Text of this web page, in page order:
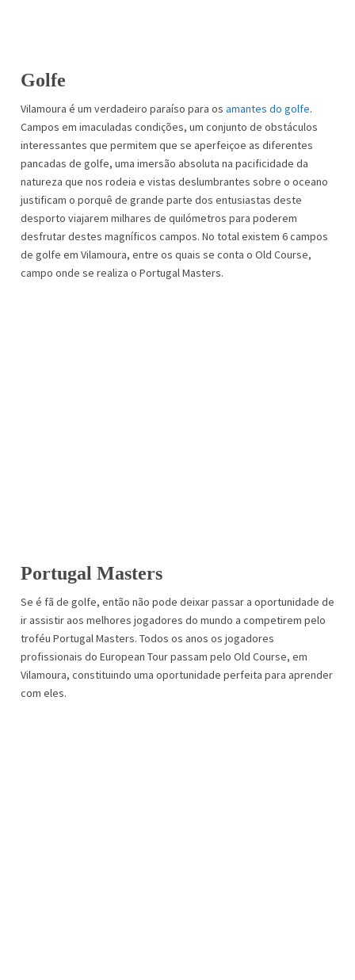
Golfe
Vilamoura é um verdadeiro paraíso para os amantes do golfe.
Campos em imaculadas condições, um conjunto de obstáculos
interessantes que permitem que se aperfeiçoe as diferentes
pancadas de golfe, uma imersão absoluta na pacificidade da
natureza que nos rodeia e vistas deslumbrantes sobre o oceano
justificam o porquê de grande parte dos entusiastas deste
desporto viajarem milhares de quilómetros para poderem
desfrutar destes magníficos campos. No total existem 6 campos
de golfe em Vilamoura, entre os quais se conta o Old Course,
campo onde se realiza o Portugal Masters.
Portugal Masters
Se é fã de golfe, então não pode deixar passar a oportunidade de
ir assistir aos melhores jogadores do mundo a competirem pelo
troféu Portugal Masters. Todos os anos os jogadores
profissionais do European Tour passam pelo Old Course, em
Vilamoura, constituindo uma oportunidade perfeita para aprender
com eles.